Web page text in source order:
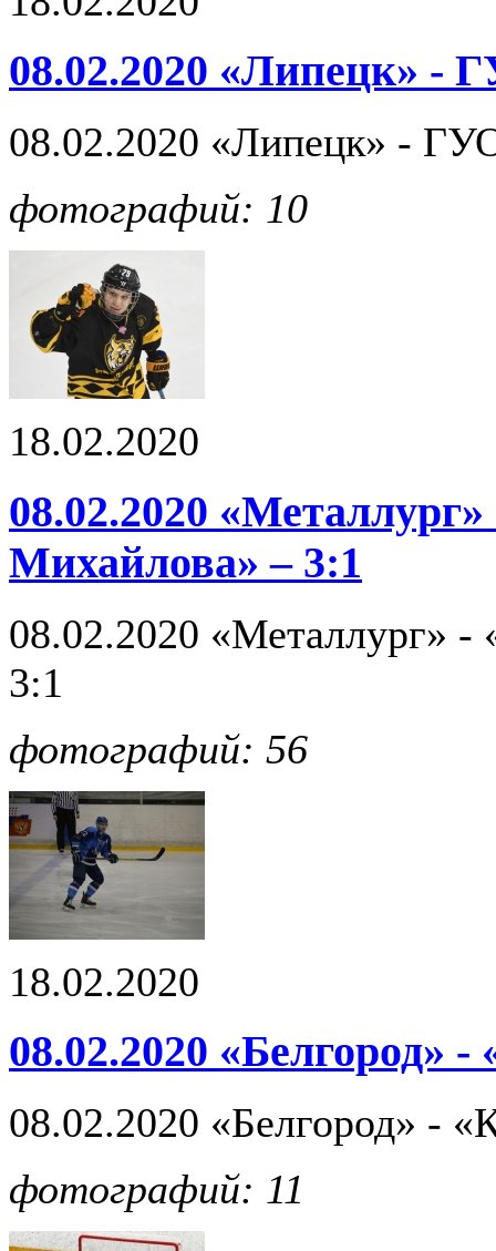
08.02.2020 «Липецк» -
08.02.2020 «Липецк» -
фотографий: 10
18.02.2020
08.02.2020
Михайлова» – 3:1
08.02.2020 «Металлург»
3:1
фотографий: 56
18.02.2020
08.02.2020 «Белгород»
08.02.2020 «Белгород» -
фотографий: 11